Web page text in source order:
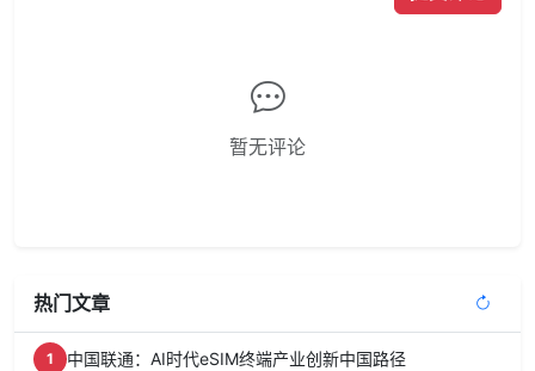
暂无评论
热门文章
1 中国联通：AI时代eSIM终端产业创新中国路径